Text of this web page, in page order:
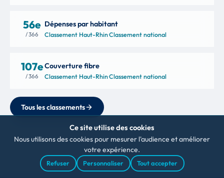
56e
/ 366
Dépenses par habitant
Classement Haut-Rhin·Classement national
107e
/ 366
Couverture fibre
Classement Haut-Rhin·Classement national
Tous les classements
Ce site utilise des cookies
Nous utilisons des cookies pour mesurer l'audience et améliorer
votre expérience.
Refuser Personnaliser Tout accepter